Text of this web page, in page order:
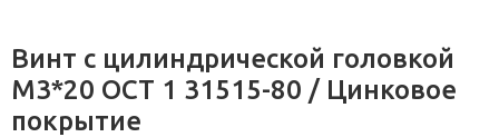
Винт с цилиндрической головкой
М3*20 ОСТ 1 31515-80 / Цинковое
покрытие